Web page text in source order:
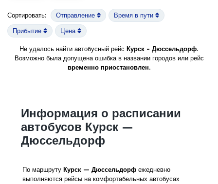
Сортировать: Отправление Время в пути
Прибытие Цена
Не удалось найти автобусный рейс Курск - Дюссельдорф.
Возможно была допущена ошибка в названии городов или рейс
временно приостановлен.
Информация о расписании
автобусов Курск —
Дюссельдорф
По маршруту Курск — Дюссельдорф ежедневно
выполняются рейсы на комфортабельных автобусах